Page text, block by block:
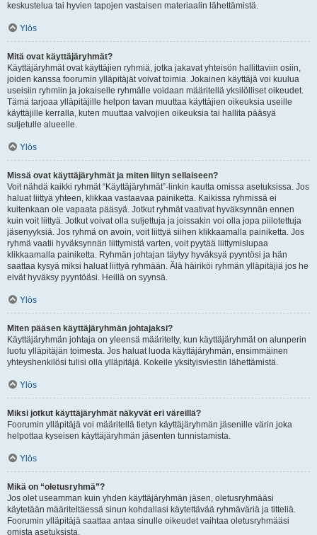
keskustelua tai hyvien tapojen vastaisen materiaalin lähettämistä.
Ylös
Mitä ovat käyttäjäryhmät?
Käyttäjäryhmät ovat käyttäjien ryhmiä, jotka jakavat yhteisön hallittaviin osiin,
joiden kanssa foorumin ylläpitäjät voivat toimia. Jokainen käyttäjä voi kuulua
useisiin ryhmiin ja jokaiselle ryhmälle voidaan määritellä yksilölliset oikeudet.
Tämä tarjoaa ylläpitäjille helpon tavan muuttaa käyttäjien oikeuksia useille
käyttäjille kerralla, kuten muuttaa valvojien oikeuksia tai hallita pääsyä
suljetulle alueelle.
Ylös
Missä ovat käyttäjäryhmät ja miten liityn sellaiseen?
Voit nähdä kaikki ryhmät “Käyttäjäryhmät”-linkin kautta omissa asetuksissa. Jos
haluat liittyä yhteen, klikkaa vastaavaa painiketta. Kaikissa ryhmissä ei
kuitenkaan ole vapaata pääsyä. Jotkut ryhmät vaativat hyväksynnän ennen
kuin voit liittyä. Jotkut voivat olla suljettuja ja joissakin voi olla jopa piilotettuja
jäsenyyksiä. Jos ryhmä on avoin, voit liittyä siihen klikkaamalla painiketta. Jos
ryhmä vaatii hyväksynnän liittymistä varten, voit pyytää liittymislupaa
klikkaamalla painiketta. Ryhmän johtajan täytyy hyväksyä pyyntösi ja hän
saattaa kysyä miksi haluat liittyä ryhmään. Älä häiriköi ryhmän ylläpitäjiä jos he
eivät hyväksy pyyntöäsi. Heillä on syynsä.
Ylös
Miten pääsen käyttäjäryhmän johtajaksi?
Käyttäjäryhmän johtaja on yleensä määritelty, kun käyttäjäryhmät on alunperin
luotu ylläpitäjän toimesta. Jos haluat luoda käyttäjäryhmän, ensimmäinen
yhteyshenkilösi tulisi olla ylläpitäjä. Kokeile yksityisviestin lähettämistä.
Ylös
Miksi jotkut käyttäjäryhmät näkyvät eri väreillä?
Foorumin ylläpitäjä voi määritellä tietyn käyttäjäryhmän jäsenille värin joka
helpottaa kyseisen käyttäjäryhmän jäsenten tunnistamista.
Ylös
Mikä on “oletusryhmä”?
Jos olet useamman kuin yhden käyttäjäryhmän jäsen, oletusryhmääsi
käytetään määriteltäessä sinun kohdallasi käytettävää ryhmäväriä ja titteliä.
Foorumin ylläpitäjä saattaa antaa sinulle oikeudet vaihtaa oletusryhmääsi
omista asetuksista.